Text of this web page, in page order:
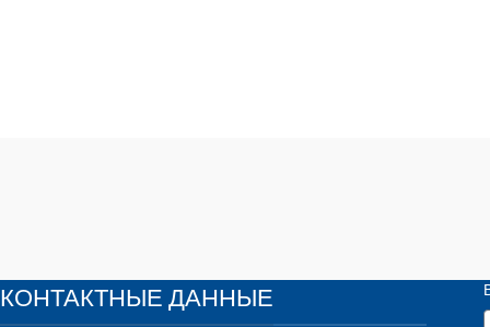
КОНТАКТНЫЕ ДАННЫЕ